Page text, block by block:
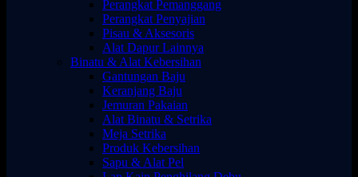
Perangkat Pemanggang
Perangkat Penyajian
Pisau & Aksesoris
Alat Dapur Lainnya
Binatu & Alat Kebersihan
Gantungan Baju
Keranjang Baju
Jemuran Pakaian
Alat Binatu & Setrika
Meja Setrika
Produk Kebersihan
Sapu & Alat Pel